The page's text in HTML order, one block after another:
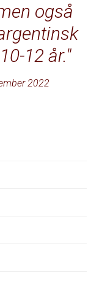
også
12 år.
2022